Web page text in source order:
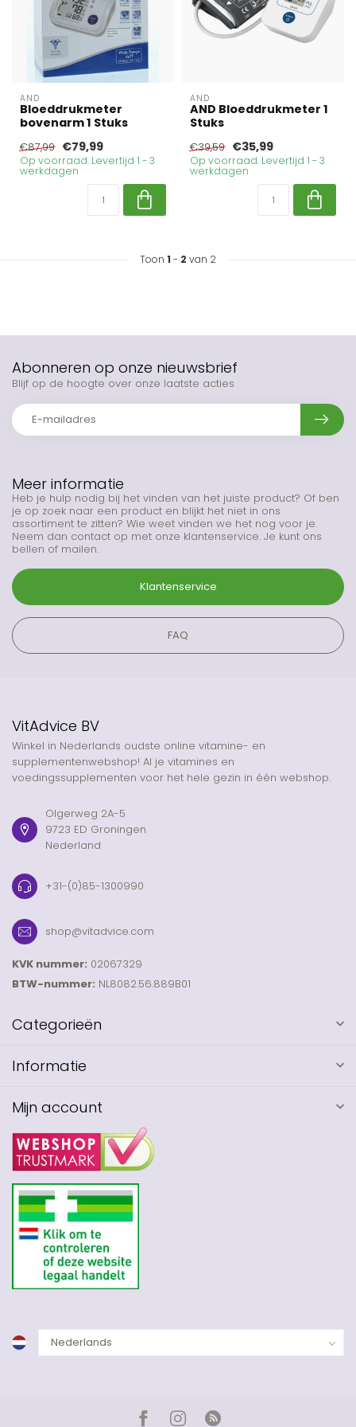
AND
Bloeddrukmeter
bovenarm 1 Stuks
€87,99 €79,99
Op voorraad. Levertijd 1 - 3
werkdagen
AND
AND Bloeddrukmeter 1
Stuks
€39,59 €35,99
Op voorraad. Levertijd 1 - 3
werkdagen
Toon 1 - 2 van 2
Meer informatie
Heb je hulp nodig bij het vinden van het juiste product? Of ben
je op zoek naar een product en blijkt het niet in ons
assortiment te zitten? Wie weet vinden we het nog voor je.
Neem dan contact op met onze klantenservice. Je kunt ons
bellen of mailen.
Klantenservice
FAQ
Abonneren op onze nieuwsbrief
Blijf op de hoogte over onze laatste acties
VitAdvice BV
Winkel in Nederlands oudste online vitamine- en
supplementenwebshop! Al je vitamines en
voedingssupplementen voor het hele gezin in één webshop.
Olgerweg 2A-5
9723 ED Groningen
Nederland
+31-(0)85-1300990
shop@vitadvice.com
KVK nummer: 02067329
BTW-nummer: NL8082.56.889B01
Categorieën
Informatie
Mijn account